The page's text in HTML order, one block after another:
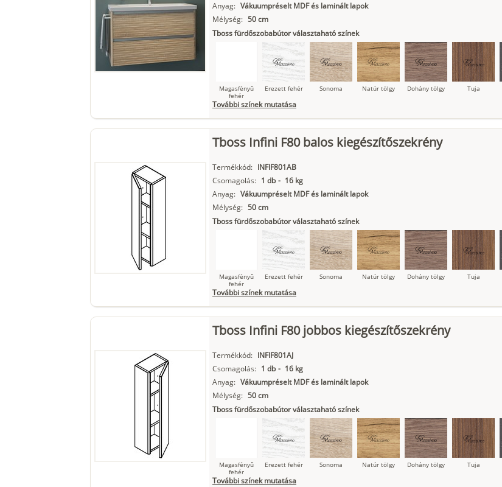
Matt fekete
Anyag: Vákuumpréselt MDF és laminált lapok
Mélység: 50 cm
Tboss fürdőszobabútor választaható színek
Magasfényű
fehér
Erezett fehér Sonoma Natúr tölgy Dohány tölgy Tuja
Szupermatt
Lágy krém Kasmír Kőszürke Nádzöld
Matt fekete
További színek mutatása
Tboss Infini F80 balos kiegészítőszekrény
Termékkód: INFIF801AB
Csomagolás: 1 db - 16 kg
Anyag: Vákuumpréselt MDF és laminált lapok
Mélység: 50 cm
Tboss fürdőszobabútor választaható színek
Magasfényű
fehér
Erezett fehér Sonoma Natúr tölgy Dohány tölgy Tuja
Szupermatt
Lágy krém Kasmír Kőszürke Nádzöld
Matt fekete
További színek mutatása
Tboss Infini F80 jobbos kiegészítőszekrény
Termékkód: INFIF801AJ
Csomagolás: 1 db - 16 kg
Anyag: Vákuumpréselt MDF és laminált lapok
Mélység: 50 cm
Tboss fürdőszobabútor választaható színek
Magasfényű
fehér
Erezett fehér Sonoma Natúr tölgy Dohány tölgy Tuja
További színek mutatása